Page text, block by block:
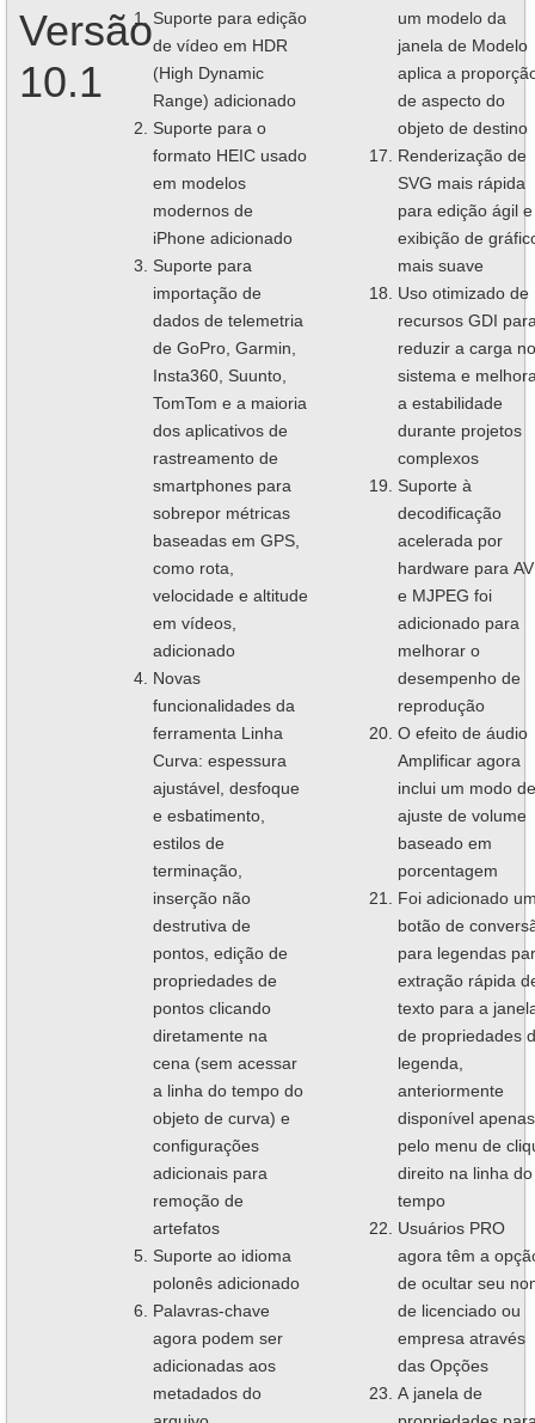
Versão
10.1
Suporte para edição
de vídeo em HDR
(High Dynamic
Range) adicionado
Suporte para o
formato HEIC usado
em modelos
modernos de
iPhone adicionado
Suporte para
importação de
dados de telemetria
de GoPro, Garmin,
Insta360, Suunto,
TomTom e a maioria
dos aplicativos de
rastreamento de
smartphones para
sobrepor métricas
baseadas em GPS,
como rota,
velocidade e altitude
em vídeos,
adicionado
Novas
funcionalidades da
ferramenta Linha
Curva: espessura
ajustável, desfoque
e esbatimento,
estilos de
terminação,
inserção não
destrutiva de
pontos, edição de
propriedades de
pontos clicando
diretamente na
cena (sem acessar
a linha do tempo do
objeto de curva) e
configurações
adicionais para
remoção de
artefatos
Suporte ao idioma
polonês adicionado
Palavras-chave
agora podem ser
adicionadas aos
metadados do
um modelo da
janela de Modelo
aplica a
de aspecto do
objeto de destino
Renderização de
SVG mais rápida
para edição ágil e
exibição de
mais suave
Uso otimizado de
recursos GDI
reduzir a carga no
sistema e
a estabilidade
durante projetos
complexos
Suporte à
decodificação
acelerada por
hardware para
e MJPEG foi
adicionado para
melhorar o
desempenho de
reprodução
O efeito de áudio
Amplificar agora
inclui um modo de
ajuste de volume
baseado em
porcentagem
Foi adicionado
botão de
para legendas
extração rápida
texto para a
de propriedades
legenda,
anteriormente
disponível apenas
pelo menu de
direito na linha do
tempo
Usuários PRO
agora têm a
de ocultar seu
de licenciado ou
empresa através
das Opções
A janela de